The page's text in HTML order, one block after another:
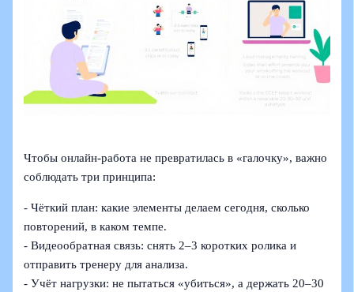
Чтобы онлайн‑работа не превратилась в «галочку», важно
соблюдать три принципа:
- Чёткий план: какие элементы делаем сегодня, сколько
повторений, в каком темпе.
- Видеообратная связь: снять 2–3 коротких ролика и
отправить тренеру для анализа.
- Учёт нагрузки: не пытаться «убиться», а держать 20–30